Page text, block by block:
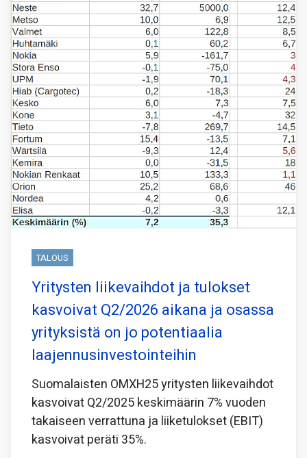
TALOUS
Yritysten liikevaihdot ja tulokset
kasvoivat Q2/2026 aikana ja osassa
yrityksistä on jo potentiaalia
laajennusinvestointeihin
Suomalaisten OMXH25 yritysten liikevaihdot
kasvoivat Q2/2025 keskimäärin 7% vuoden
takaiseen verrattuna ja liiketulokset (EBIT)
kasvoivat peräti 35%.